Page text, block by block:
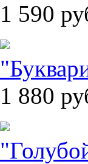
1 590
1 880